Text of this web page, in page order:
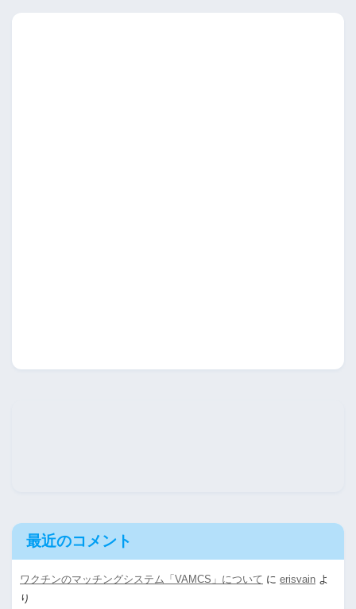
最近のコメント
ワクチンのマッチングシステム「VAMCS」について に erisvain よ
り